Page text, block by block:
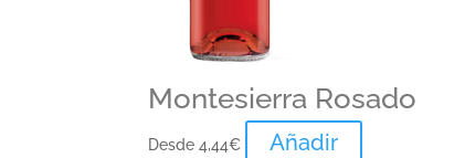
Montesierra Rosado
Desde4,44€ Añadir